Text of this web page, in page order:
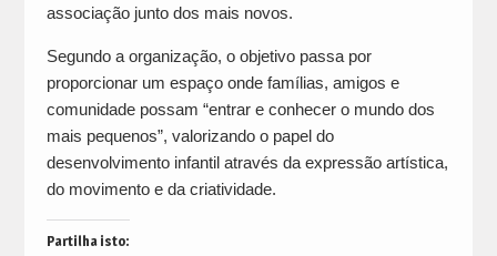
associação junto dos mais novos.
Segundo a organização, o objetivo passa por
proporcionar um espaço onde famílias, amigos e
comunidade possam “entrar e conhecer o mundo dos
mais pequenos”, valorizando o papel do
desenvolvimento infantil através da expressão artística,
do movimento e da criatividade.
Partilha isto: